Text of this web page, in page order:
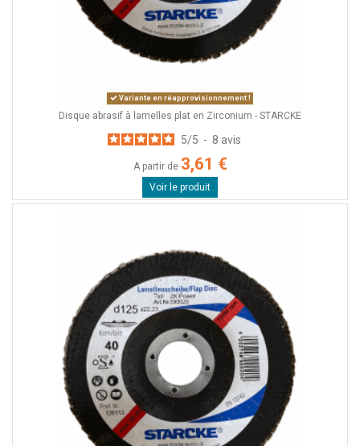
Variante en réapprovisionnement !
Disque abrasif à lamelles plat en Zirconium - STARCKE
5/5 - 8 avis
A partir de 3,61 €
Voir le produit